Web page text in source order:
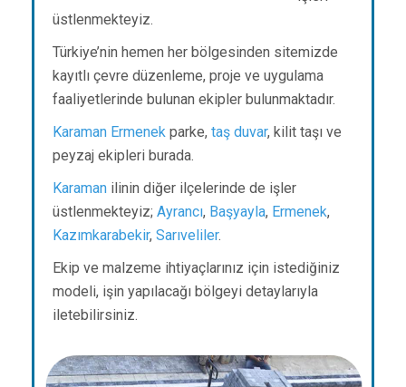
üstlenmekteyiz.
Türkiye’nin hemen her bölgesinden sitemizde
kayıtlı çevre düzenleme, proje ve uygulama
faaliyetlerinde bulunan ekipler bulunmaktadır.
Karaman Ermenek parke, taş duvar, kilit taşı ve
peyzaj ekipleri burada.
Karaman ilinin diğer ilçelerinde de işler
üstlenmekteyiz; Ayrancı, Başyayla, Ermenek,
Kazımkarabekir, Sarıveliler.
Ekip ve malzeme ihtiyaçlarınız için istediğiniz
modeli, işin yapılacağı bölgeyi detaylarıyla
iletebilirsiniz.